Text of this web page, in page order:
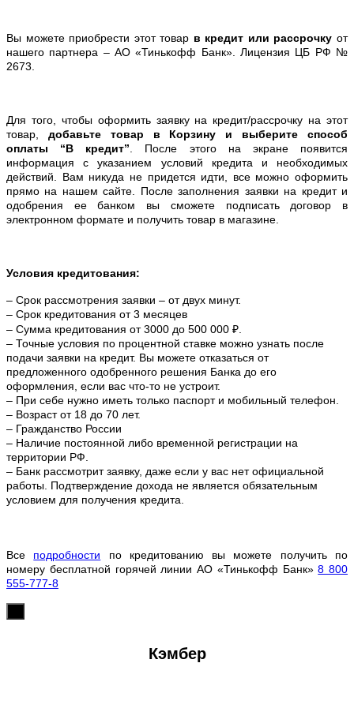
Вы можете приобрести этот товар в кредит или рассрочку от
нашего партнера – АО «Тинькофф Банк». Лицензия ЦБ РФ №
2673.
Для того, чтобы оформить заявку на кредит/рассрочку на этот
товар, добавьте товар в Корзину и выберите способ
оплаты “В кредит” . После этого на экране появится
информация с указанием условий кредита и необходимых
действий. Вам никуда не придется идти, все можно оформить
прямо на нашем сайте. После заполнения заявки на кредит и
одобрения ее банком вы сможете подписать договор в
электронном формате и получить товар в магазине.
Условия кредитования:
– Срок рассмотрения заявки – от двух минут.
– Срок кредитования от 3 месяцев
– Сумма кредитования от 3000 до 500 000 ₽.
– Точные условия по процентной ставке можно узнать после
подачи заявки на кредит. Вы можете отказаться от
предложенного одобренного решения Банка до его
оформления, если вас что-то не устроит.
– При себе нужно иметь только паспорт и мобильный телефон.
– Возраст от 18 до 70 лет.
– Гражданство России
– Наличие постоянной либо временной регистрации на
территории РФ.
– Банк рассмотрит заявку, даже если у вас нет официальной
работы. Подтверждение дохода не является обязательным
условием для получения кредита.
Все подробности по кредитованию вы можете получить по
номеру бесплатной горячей линии АО «Тинькофф Банк»8 800
555-777-8
Кэмбер